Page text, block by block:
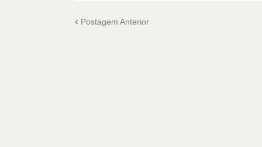
Postagem Anterior